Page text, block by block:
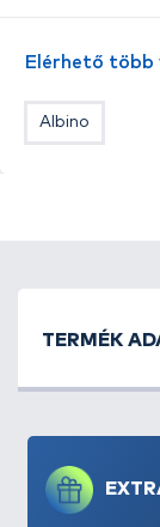
Elérhető
Albino
TERMÉK